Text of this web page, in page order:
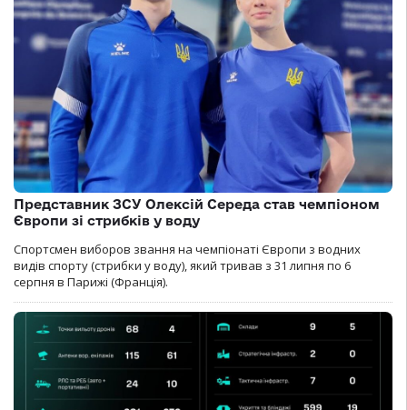
Представник ЗСУ Олексій Середа став чемпіоном
Європи зі стрибків у воду
Спортсмен виборов звання на чемпіонаті Європи з водних
видів спорту (стрибки у воду), який тривав з 31 липня по 6
серпня в Парижі (Франція).